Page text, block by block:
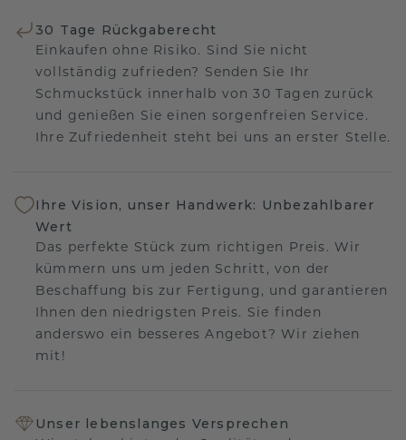
30 Tage Rückgaberecht
Einkaufen ohne Risiko. Sind Sie nicht
vollständig zufrieden? Senden Sie Ihr
Schmuckstück innerhalb von 30 Tagen zurück
und genießen Sie einen sorgenfreien Service.
Ihre Zufriedenheit steht bei uns an erster Stelle.
Ihre Vision, unser Handwerk: Unbezahlbarer
Wert
Das perfekte Stück zum richtigen Preis. Wir
kümmern uns um jeden Schritt, von der
Beschaffung bis zur Fertigung, und garantieren
Ihnen den niedrigsten Preis. Sie finden
anderswo ein besseres Angebot? Wir ziehen
mit!
Unser lebenslanges Versprechen